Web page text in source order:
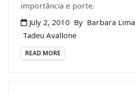
importância e porte.
July 2, 2010 By Barbara Lima
Tadeu Avallone
READ MORE